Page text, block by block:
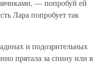
— попробуй ей
Лара попробует так
и подозрительных
прятала за спину или в